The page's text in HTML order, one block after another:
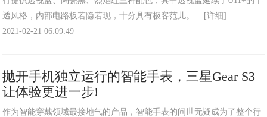
透风格，内部电路板若隐若现，十分具有极客范儿。... [详细]
2021-02-21 06:09:49
抛开手机独立运行的智能手表，三星Gear S3
让体验更进一步!
作为智能穿戴领域最接地气的产品，智能手表的问世无疑成为了整个行